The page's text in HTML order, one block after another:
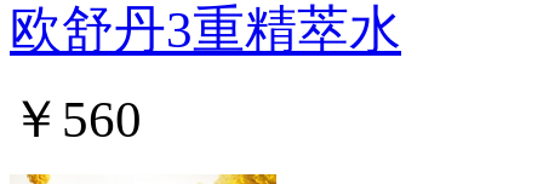
欧舒丹3重精萃水
￥560